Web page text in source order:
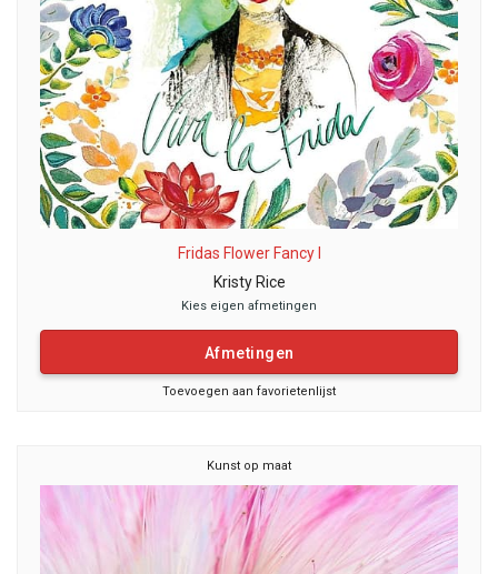
Fridas Flower Fancy I
Kristy Rice
Kies eigen afmetingen
Afmetingen
Toevoegen aan favorietenlijst
Kunst op maat